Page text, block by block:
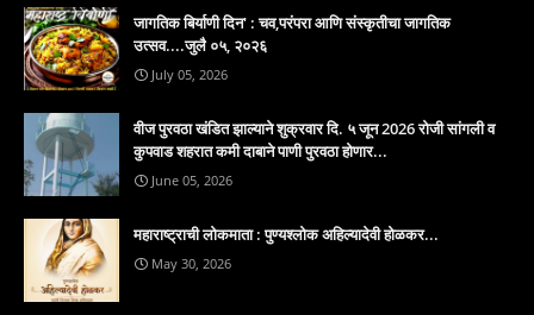
जागतिक बिर्याणी दिन' : चव,परंपरा आणि संस्कृतीचा जागतिक
उत्सव....जुलै ०५, २०२६
July 05, 2026
वीज पुरवठा खंडित झाल्याने शुक्रवार दि. ५ जून 2026 रोजी सांगली व
कुपवाड शहरात कमी दाबाने पाणी पुरवठा होणार...
June 05, 2026
महाराष्ट्राची लोकमाता : पुण्यश्लोक अहिल्यादेवी होळकर...
May 30, 2026